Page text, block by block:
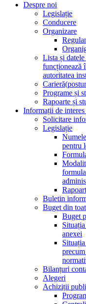
Despre noi
Legislație
Conducere
Organizare
Lista și
funcționează
autoritatea
Programe și
Rapoarte și
Informații de
Solicitare
Legislație
pentru
Buletin
Buget din
Buget
anexei
Bilanțuri
Alegeri
Achiziții